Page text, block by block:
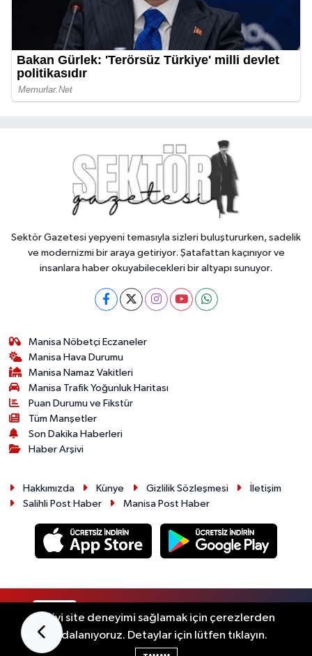
Sektör Gazetesi yepyeni temasıyla sizleri buluştururken, sadelik
ve modernizmi bir araya getiriyor. Şatafattan kaçınıyor ve
insanlara haber okuyabilecekleri bir altyapı sunuyor.
Manisa Nöbetçi Eczaneler
Manisa Hava Durumu
Manisa Namaz Vakitleri
Manisa Trafik Yoğunluk Haritası
Puan Durumu ve Fikstür
Tüm Manşetler
Son Dakika Haberleri
Haber Arşivi
Hakkımızda Künye Gizlilik Sözleşmesi
İletişim
Salihli Post Haber
Manisa Post Haber
En iyi site deneyimi sağlamak için çerezlerden
faydalanıyoruz. Detaylar için lütfen tıklayın.